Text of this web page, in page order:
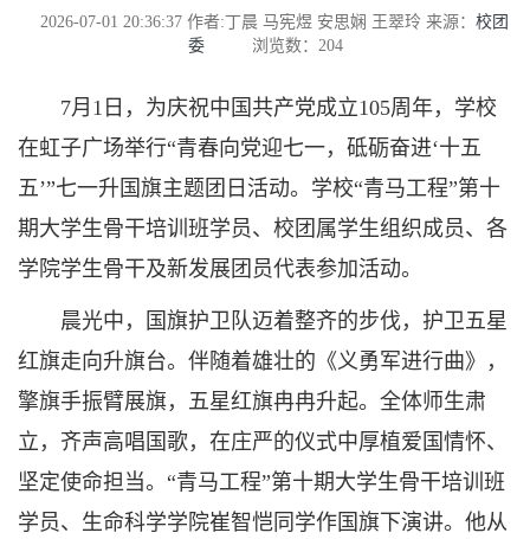
2026-07-01 20:36:37 作者:丁晨 马宪煜 安思娴 王翠玲 来源： 校团
委
浏览数： 204
7月1日，为庆祝中国共产党成立105周年，学校
在虹子广场举行“青春向党迎七一，砥砺奋进‘十五
五’”七一升国旗主题团日活动。学校“青马工程”第十
期大学生骨干培训班学员、校团属学生组织成员、各
学院学生骨干及新发展团员代表参加活动。
晨光中，国旗护卫队迈着整齐的步伐，护卫五星
红旗走向升旗台。伴随着雄壮的《义勇军进行曲》，
擎旗手振臂展旗，五星红旗冉冉升起。全体师生肃
立，齐声高唱国歌，在庄严的仪式中厚植爱国情怀、
坚定使命担当。“青马工程”第十期大学生骨干培训班
学员、生命科学学院崔智恺同学作国旗下演讲。他从